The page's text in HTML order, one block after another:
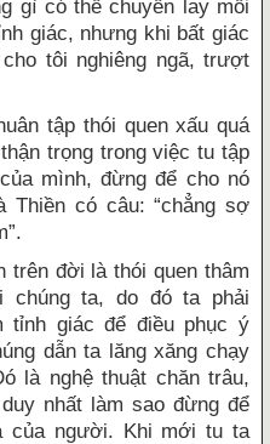
gì có thể chuyển lay mỗi
giác, nhưng khi bất giác
tôi nghiêng ngã, trượt
tập thói quen xấu quá
trọng trong việc tu tập
mình, đừng để cho nó
Thiền có câu: “chẳng sợ
đời là thói quen thâm
chúng ta, do đó ta phải
tỉnh giác để điều phục ý
dẫn ta lăng xăng chạy
là nghệ thuật chăn trâu,
nhất làm sao đừng để
của người. Khi mới tu ta